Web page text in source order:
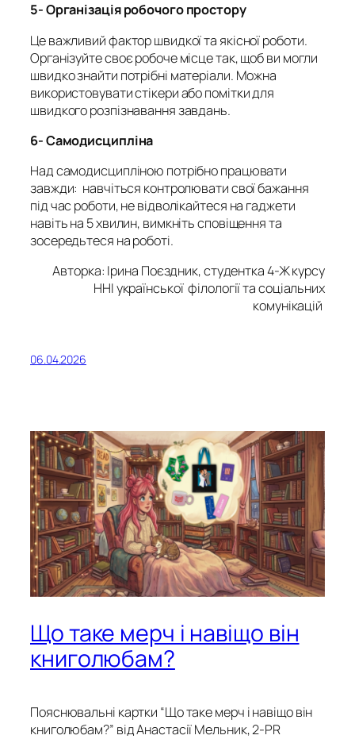
5- Організація робочого простору
Це важливий фактор швидкої та якісної роботи.
Організуйте своє робоче місце так, щоб ви могли
швидко знайти потрібні матеріали. Можна
використовувати стікери або помітки для
швидкого розпізнавання завдань.
6- Самодисципліна
Над самодисципліною потрібно працювати
завжди: навчіться контролювати свої бажання
під час роботи, не відволікайтеся на гаджети
навіть на 5 хвилин, вимкніть сповіщення та
зосередьтеся на роботі.
Авторка: Ірина Поєздник, студентка 4-Ж курсу
ННІ української філології та соціальних
комунікацій
06.04.2026
Що таке мерч і навіщо він
книголюбам?
Пояснювальні картки “Що таке мерч і навіщо він
книголюбам?” від Анастасії Мельник, 2-PR